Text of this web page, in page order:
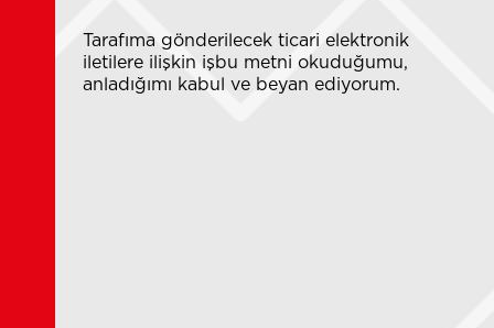
Tarafıma gönderilecek ticari elektronik
iletilere ilişkin işbu metni okuduğumu,
anladığımı kabul ve beyan ediyorum.